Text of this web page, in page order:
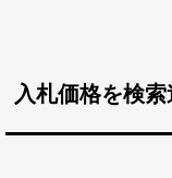
入札価格を検